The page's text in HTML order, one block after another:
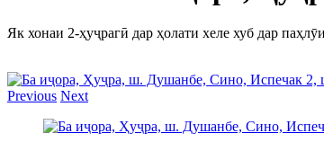
Як хонаи 2-ҳуҷрагӣ дар ҳолати хеле хуб дар
Previous Next